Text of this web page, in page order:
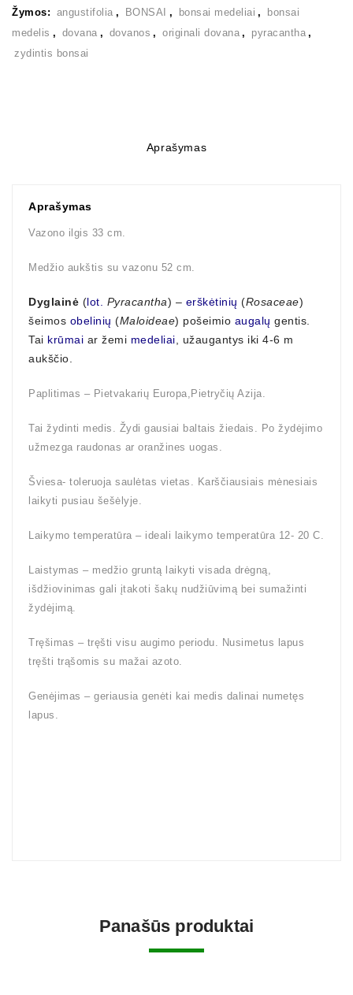
Žymos: angustifolia , BONSAI , bonsai medeliai ,
bonsai
medelis , dovana , dovanos , originali dovana , pyracantha ,
zydintis bonsai
Aprašymas
Aprašymas
Vazono ilgis 33 cm.
Medžio aukštis su vazonu 52 cm.
Dyglainė (lot. Pyracantha) – erškėtinių (Rosaceae)
šeimos obelinių (Maloideae) pošeimio augalų gentis.
Tai krūmai ar žemi medeliai, užaugantys iki 4-6 m
aukščio.
Paplitimas – Pietvakarių Europa,Pietryčių Azija.
Tai žydinti medis. Žydi gausiai baltais žiedais. Po žydėjimo
užmezga raudonas ar oranžines uogas.
Šviesa- toleruoja saulėtas vietas. Karščiausiais mėnesiais
laikyti pusiau šešėlyje.
Laikymo temperatūra – ideali laikymo temperatūra 12- 20 C.
Laistymas – medžio gruntą laikyti visada drėgną,
išdžiovinimas gali įtakoti šakų nudžiūvimą bei sumažinti
žydėjimą.
Tręšimas – tręšti visu augimo periodu. Nusimetus lapus
tręšti trąšomis su mažai azoto.
Genėjimas – geriausia genėti kai medis dalinai numetęs
lapus.
Panašūs produktai